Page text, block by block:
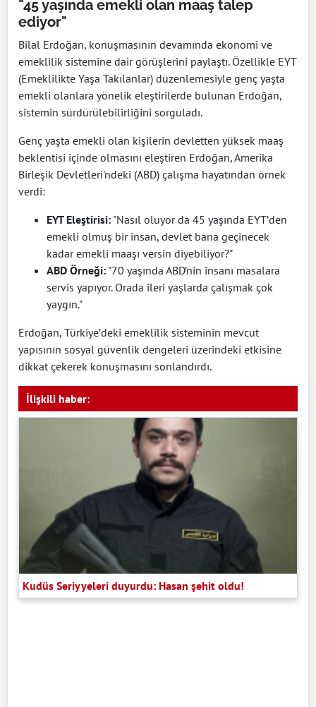
"45 yaşında emekli olan maaş talep
ediyor"
Bilal Erdoğan, konuşmasının devamında ekonomi ve
emeklilik sistemine dair görüşlerini paylaştı. Özellikle EYT
(Emeklilikte Yaşa Takılanlar) düzenlemesiyle genç yaşta
emekli olanlara yönelik eleştirilerde bulunan Erdoğan,
sistemin sürdürülebilirliğini sorguladı.
Genç yaşta emekli olan kişilerin devletten yüksek maaş
beklentisi içinde olmasını eleştiren Erdoğan, Amerika
Birleşik Devletleri'ndeki (ABD) çalışma hayatından örnek
verdi:
EYT Eleştirisi: "Nasıl oluyor da 45 yaşında EYT’den
emekli olmuş bir insan, devlet bana geçinecek
kadar emekli maaşı versin diyebiliyor?"
ABD Örneği: "70 yaşında ABD’nin insanı masalara
servis yapıyor. Orada ileri yaşlarda çalışmak çok
yaygın."
Erdoğan, Türkiye’deki emeklilik sisteminin mevcut
yapısının sosyal güvenlik dengeleri üzerindeki etkisine
dikkat çekerek konuşmasını sonlandırdı.
İlişkili haber:
Kudüs Seriyyeleri duyurdu: Hasan şehit oldu!